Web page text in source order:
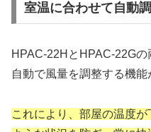
室温に合わせて自動
HPAC-22HとHPAC-22G
自動で風量を調整する機能
これにより、部屋の温度